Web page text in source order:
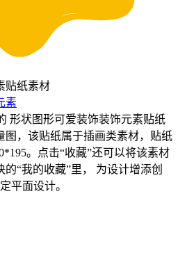
贴纸素材
素
形状图形可爱装饰装饰元素贴纸
图，该贴纸属于插画类素材，贴纸
。点击“收藏”还可以将该素材
“我的收藏”里， 为设计增添创
平面设计。